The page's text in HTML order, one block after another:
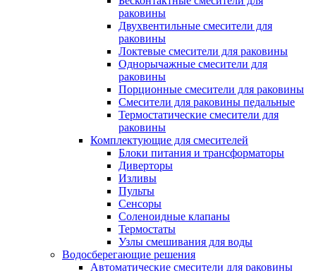
раковины
Двухвентильные смесители для
раковины
Локтевые смесители для раковины
Однорычажные смесители для
раковины
Порционные смесители для раковины
Смесители для раковины педальные
Термостатические смесители для
раковины
Комплектующие для смесителей
Блоки питания и трансформаторы
Диверторы
Изливы
Пульты
Сенсоры
Соленоидные клапаны
Термостаты
Узлы смешивания для воды
Водосберегающие решения
Автоматические смесители для раковины